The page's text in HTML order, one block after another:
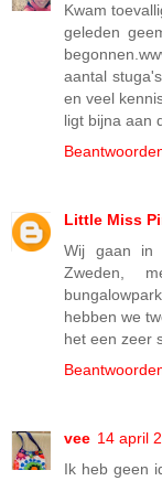
Kwam
geleden
aantal
en veel
ligt bijna aan
Little Miss
Wij gaan in
Zweden,
hebben we
het een zeer
vee 14 april
Ik heb geen